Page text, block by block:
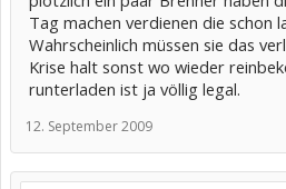
Tag machen verdienen die schon
Wahrscheinlich müssen sie das
Krise halt sonst wo wieder
runterladen ist ja völlig legal.
12. September 2009